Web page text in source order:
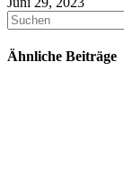
Ähnliche Beiträge